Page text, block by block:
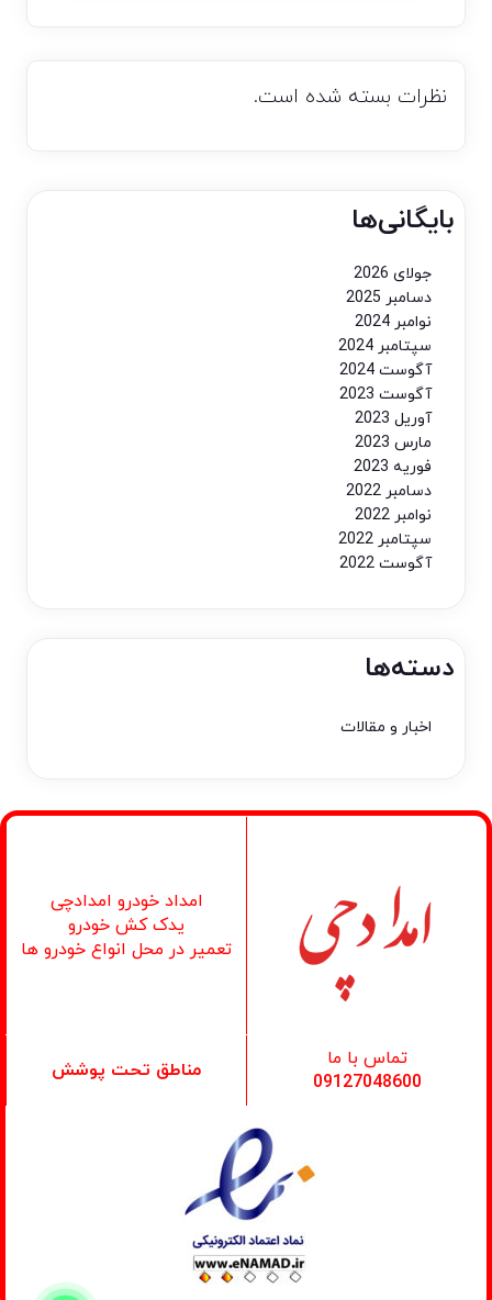
نظرات بسته شده است.
بایگانی‌ها
جولای 2026
دسامبر 2025
نوامبر 2024
سپتامبر 2024
آگوست 2024
آگوست 2023
آوریل 2023
مارس 2023
فوریه 2023
دسامبر 2022
نوامبر 2022
سپتامبر 2022
آگوست 2022
دسته‌ها
اخبار و مقالات
امداد خودرو امدادچی
یدک کش خودرو
تعمیر در محل انواع خودرو ها
تماس با ما
09127048600
مناطق تحت پوشش